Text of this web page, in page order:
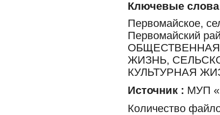
Ключевые слова
Первомайское,
Первомайский
ЖИЗНЬ,
КУЛЬТУРНАЯ
Источник : МУП
Количество